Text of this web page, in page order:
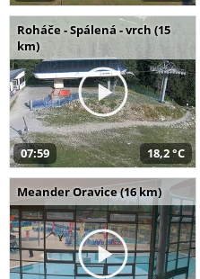
Roháče - Spálená - vrch (15
km)
07:59 18,2 °C
Meander Oravice (16 km)